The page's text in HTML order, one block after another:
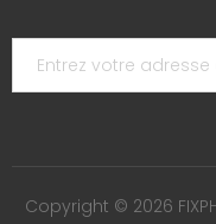
Copyright © 2026